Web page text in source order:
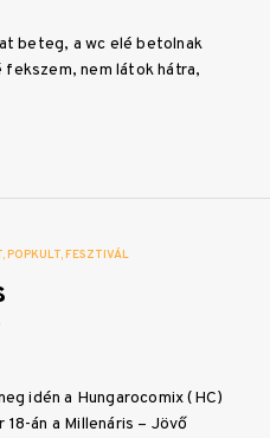
beteg, a wc elé betolnak
nem látok hátra,
POPKULT FESZTIVÁL
idén a Hungarocomix (HC)
án a Millenáris – Jövő